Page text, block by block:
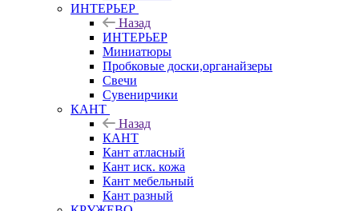
ИНТЕРЬЕР
Назад
ИНТЕРЬЕР
Миниатюры
Пробковые доски,органайзеры
Свечи
Сувенирчики
КАНТ
Назад
КАНТ
Кант атласный
Кант иск. кожа
Кант мебельный
Кант разный